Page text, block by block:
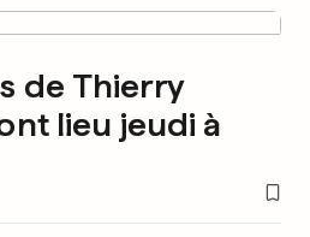
de Thierry
lieu jeudi à